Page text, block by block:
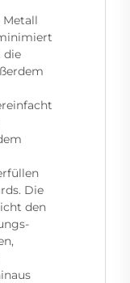
die
Die
den